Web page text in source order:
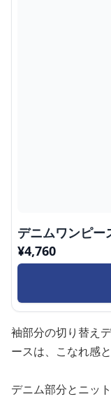
デニムワンピー
¥4,760
袖部分の切り替え
ースは、こなれ感
デニム部分とニッ